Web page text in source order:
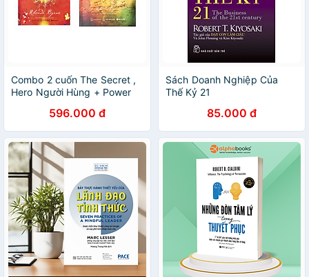
Combo 2 cuốn The Secret ,
Hero Người Hùng + Power
596.000 đ
Sách Doanh Nghiệp Của
Thế Kỷ 21
85.000 đ